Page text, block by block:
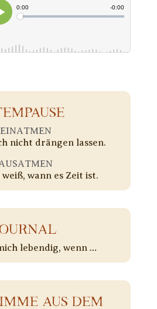
EINATMEN
nicht drängen lassen.
wann es Zeit ist.
lebendig, wenn …
AUS DEM